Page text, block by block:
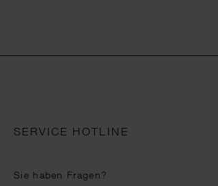
SERVICE HOTLINE
Sie haben Fragen?